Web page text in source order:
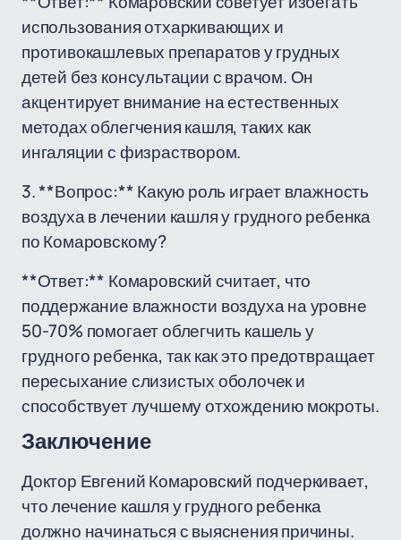
использования отхаркивающих и
противокашлевых препаратов у грудных
детей без консультации с врачом. Он
акцентирует внимание на естественных
методах облегчения кашля, таких как
ингаляции с физраствором.
3. **Вопрос:** Какую роль играет влажность
воздуха в лечении кашля у грудного ребенка
по Комаровскому?
**Ответ:** Комаровский считает, что
поддержание влажности воздуха на уровне
50-70% помогает облегчить кашель у
грудного ребенка, так как это предотвращает
пересыхание слизистых оболочек и
способствует лучшему отхождению мокроты.
Заключение
Доктор Евгений Комаровский подчеркивает,
что лечение кашля у грудного ребенка
должно начинаться с выяснения причины.